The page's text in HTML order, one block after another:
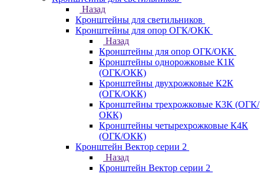
Назад
Кронштейны для светильников
Кронштейны для опор ОГК/ОКК
Назад
Кронштейны для опор ОГК/ОКК
Кронштейны однорожковые К1К
(ОГК/ОКК)
Кронштейны двухрожковые К2К
(ОГК/ОКК)
Кронштейны трехрожковые К3К (ОГК/
ОКК)
Кронштейны четырехрожковые К4К
(ОГК/ОКК)
Кронштейн Вектор серии 2
Назад
Кронштейн Вектор серии 2